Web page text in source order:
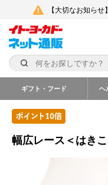
【大切なお知ら
ギフト・フード ヘ
幅広レース＜はき